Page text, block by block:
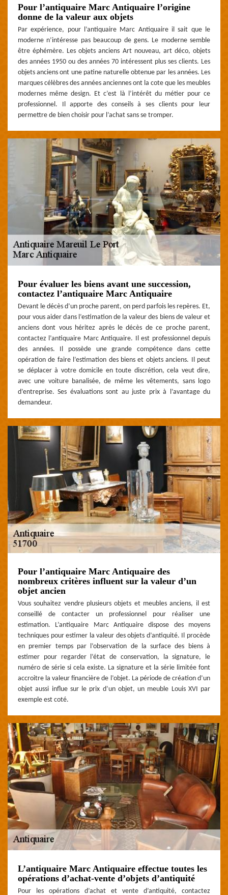
Pour l’antiquaire Marc Antiquaire l’origine
donne de la valeur aux objets
Par expérience, pour l’antiquaire Marc Antiquaire il sait que le
moderne n’intéresse pas beaucoup de gens. Le moderne semble
être éphémère. Les objets anciens Art nouveau, art déco, objets
des années 1950 ou des années 70 intéressent plus ses clients. Les
objets anciens ont une patine naturelle obtenue par les années. Les
marques célèbres des années anciennes ont la cote que les meubles
modernes même design. Et c’est là l’intérêt du métier pour ce
professionnel. Il apporte des conseils à ses clients pour leur
permettre de bien choisir pour l’achat sans se tromper.
Pour évaluer les biens avant une succession,
contactez l’antiquaire Marc Antiquaire
Devant le décès d’un proche parent, on perd parfois les repères. Et,
pour vous aider dans l’estimation de la valeur des biens de valeur et
anciens dont vous héritez après le décès de ce proche parent,
contactez l’antiquaire Marc Antiquaire. Il est professionnel depuis
des années. Il possède une grande compétence dans cette
opération de faire l’estimation des biens et objets anciens. Il peut
se déplacer à votre domicile en toute discrétion, cela veut dire,
avec une voiture banalisée, de même les vêtements, sans logo
d’entreprise. Ses évaluations sont au juste prix à l’avantage du
demandeur.
Pour l’antiquaire Marc Antiquaire des
nombreux critères influent sur la valeur d’un
objet ancien
Vous souhaitez vendre plusieurs objets et meubles anciens, il est
conseillé de contacter un professionnel pour réaliser une
estimation. L’antiquaire Marc Antiquaire dispose des moyens
techniques pour estimer la valeur des objets d’antiquité. Il procède
en premier temps par l’observation de la surface des biens à
estimer pour regarder l’état de conservation, la signature, le
numéro de série si cela existe. La signature et la série limitée font
accroitre la valeur financière de l’objet. La période de création d’un
objet aussi influe sur le prix d’un objet, un meuble Louis XVI par
exemple est coté.
L’antiquaire Marc Antiquaire effectue toutes les
opérations d’achat-vente d’objets d’antiquité
Pour les opérations d’achat et vente d’antiquité, contactez